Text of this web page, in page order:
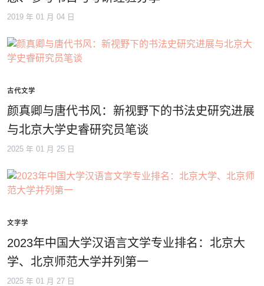
2019 年 01 月 04 日
古代文学
颜真卿与唐代书风：新视野下的书法史研究进展
与北京大学史睿研究员笔谈
2025 年 01 月 25 日
文字学
2023年中国大学汉语言文学专业排名：北京大
学、北京师范大学并列第一
2025 年 01 月 27 日